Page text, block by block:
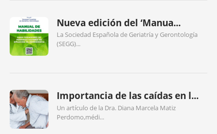
Nueva edición del ‘Manua...
La Sociedad Española de Geriatría y Gerontología
(SEGG)...
Importancia de las caídas en l...
Un artículo de la Dra. Diana Marcela Matiz
Perdomo,médi...